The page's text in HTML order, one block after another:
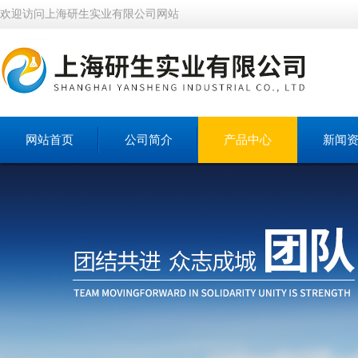
欢迎访问上海研生实业有限公司网站
网站首页 公司简介 产品中心 新闻